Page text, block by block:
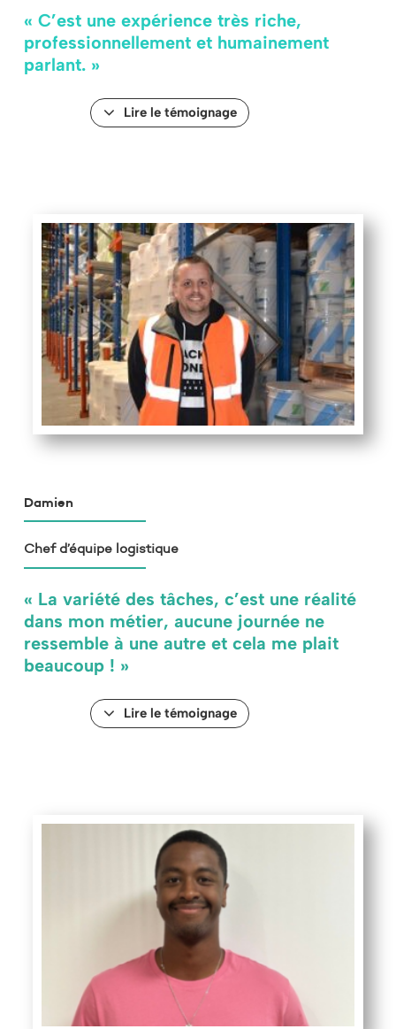
« C’est une expérience très riche,
professionnellement et humainement
parlant. »
Lire le témoignage
Damien
Chef d’équipe logistique
« La variété des tâches, c’est une réalité
dans mon métier, aucune journée ne
ressemble à une autre et cela me plait
beaucoup ! »
Lire le témoignage